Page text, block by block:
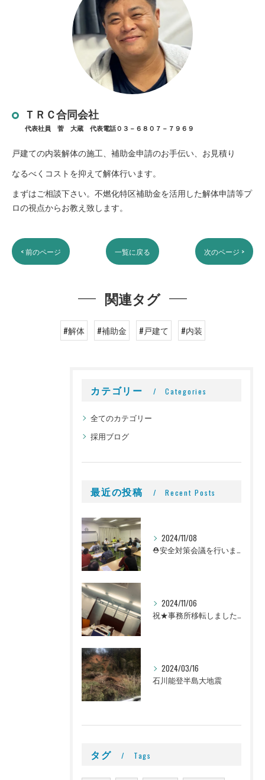
ＴＲＣ合同会社
代表社員 菅 大蔵 代表電話０３－６８０７－７９６９
戸建ての内装解体の施工、補助金申請のお手伝い、お見積り
なるべくコストを抑えて解体行います。
まずはご相談下さい。不燃化特区補助金を活用した解体申請等プ
ロの視点からお教え致します。
< 前のページ 一覧に戻る 次のページ >
関連タグ
#解体 #補助金 #戸建て #内装
カテゴリー Categories
全てのカテゴリー
採用ブログ
最近の投稿 Recent Posts
2024/11/08
⛑安全対策会議を行いました👷
2024/11/06
祝★事務所移転しました！＠町屋事務所
2024/03/16
石川能登半島大地震
タグ Tags